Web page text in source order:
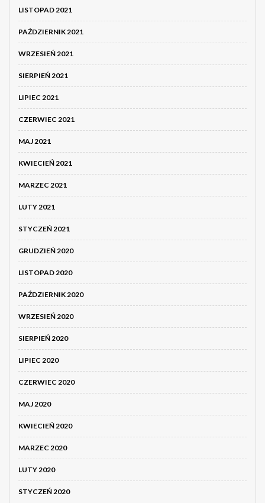
LISTOPAD 2021
PAŹDZIERNIK 2021
WRZESIEŃ 2021
SIERPIEŃ 2021
LIPIEC 2021
CZERWIEC 2021
MAJ 2021
KWIECIEŃ 2021
MARZEC 2021
LUTY 2021
STYCZEŃ 2021
GRUDZIEŃ 2020
LISTOPAD 2020
PAŹDZIERNIK 2020
WRZESIEŃ 2020
SIERPIEŃ 2020
LIPIEC 2020
CZERWIEC 2020
MAJ 2020
KWIECIEŃ 2020
MARZEC 2020
LUTY 2020
STYCZEŃ 2020